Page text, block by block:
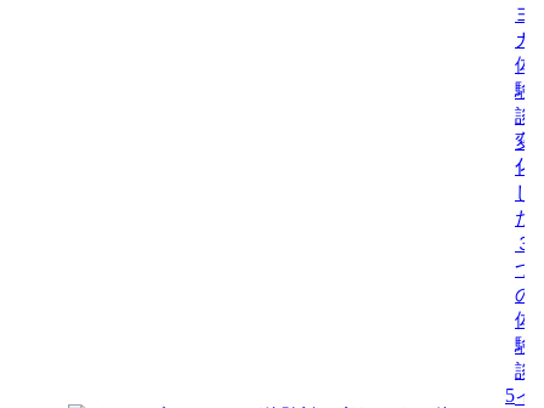
ヨ
ガ
体
験
談-
変
化
し
た
３
つ
の
体
験
談
5イ